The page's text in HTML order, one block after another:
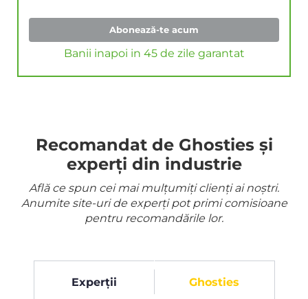
Abonează-te acum
Banii inapoi in 45 de zile garantat
Recomandat de Ghosties și
experți din industrie
Află ce spun cei mai mulțumiți clienți ai noștri.
Anumite site-uri de experți pot primi comisioane
pentru recomandările lor.
Experții Ghosties